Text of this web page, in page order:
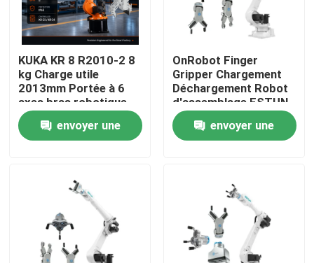
À la maison
Produits
À propos de nous
KUKA KR 8 R2010-2 8
kg Charge utile
2013mm Portée à 6
axes bras robotique
manipulation arc
soudage robot
machine tendant
envoyer une
OnRobot Finger
Gripper Chargement
Déchargement Robot
d'assemblage ESTUN
IER20-1760 IER20-
2300-HI Robot
Industriel
envoyer une